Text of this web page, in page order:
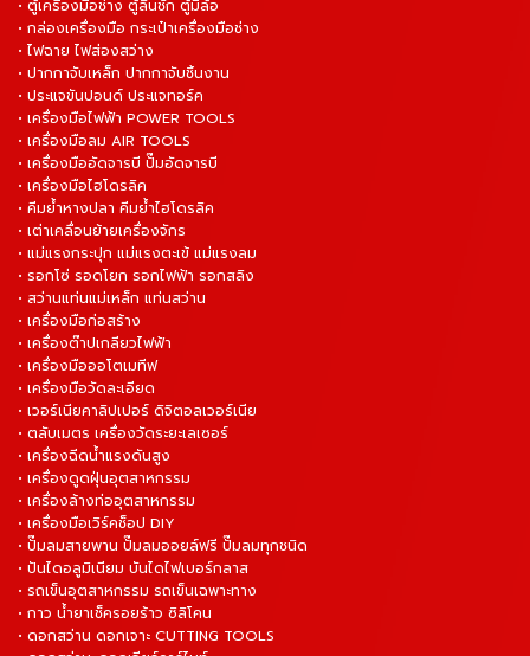
• ตู้เครื่องมือช่าง ตู้ลิ้นชัก ตู้มีล้อ
• กล่องเครื่องมือ กระเป๋าเครื่องมือช่าง
• ไฟฉาย ไฟส่องสว่าง
• ปากกาจับเหล็ก ปากกาจับชิ้นงาน
• ประแจขันปอนด์ ประแจทอร์ค
• เครื่องมือไฟฟ้า POWER TOOLS
• เครื่องมือลม AIR TOOLS
• เครื่องมืออัดจารบี ปั๊มอัดจารบี
• เครื่องมือไฮโดรลิค
• คีมย้ำหางปลา คีมย้ำไฮโดรลิค
• เต่าเคลื่อนย้ายเครื่องจักร
• แม่แรงกระปุก แม่แรงตะเข้ แม่แรงลม
• รอกโซ่ รอดโยก รอกไฟฟ้า รอกสลิง
• สว่านแท่นแม่เหล็ก แท่นสว่าน
• เครื่องมือก่อสร้าง
• เครื่องต๊าปเกลียวไฟฟ้า
• เครื่องมือออโตเมทีฟ
• เครื่องมือวัดละเอียด
• เวอร์เนียคาลิปเปอร์ ดิจิตอลเวอร์เนีย
• ตลับเมตร เครื่องวัดระยะเลเซอร์
• เครื่องฉีดน้ำแรงดันสูง
• เครื่องดูดฝุ่นอุตสาหกรรม
• เครื่องล้างท่ออุตสาหกรรม
• เครื่องมือเวิร์คช็อป DIY
• ปั๊มลมสายพาน ปั๊มลมออยล์ฟรี ปั๊มลมทุกชนิด
• ปันไดอลูมิเนียม บันไดไฟเบอร์กลาส
• รถเข็นอุตสาหกรรม รถเข็นเฉพาะทาง
• กาว น้ำยาเช็ครอยร้าว ซิลิโคน
• ดอกสว่าน ดอกเจาะ CUTTING TOOLS